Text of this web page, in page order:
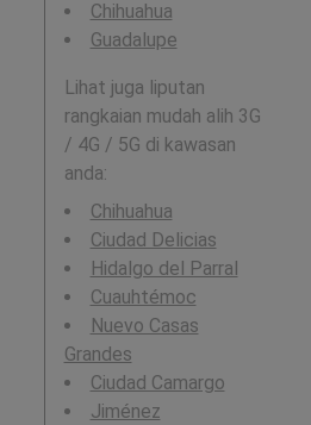
Chihuahua
Guadalupe
Lihat juga liputan
rangkaian mudah alih 3G
/ 4G / 5G di kawasan
anda:
Chihuahua
Ciudad Delicias
Hidalgo del Parral
Cuauhtémoc
Nuevo Casas
Grandes
Ciudad Camargo
Jiménez